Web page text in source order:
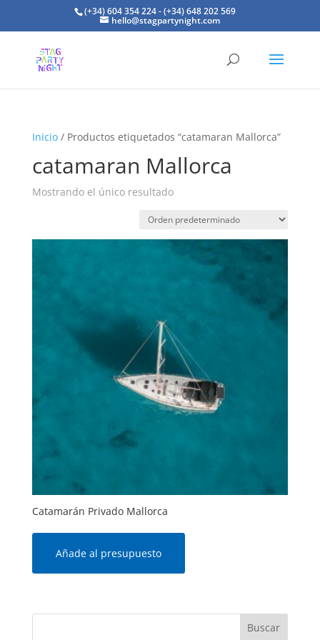
(+34) 604 354 224 - (+34) 648 202 569
hello@stagpartynight.com
Inicio/ Productos etiquetados “catamaran Mallorca”
catamaran Mallorca
Mostrando el único resultado
Catamarán Privado Mallorca
Añade al presupuesto